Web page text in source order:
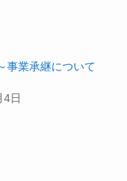
事業承継について
4日